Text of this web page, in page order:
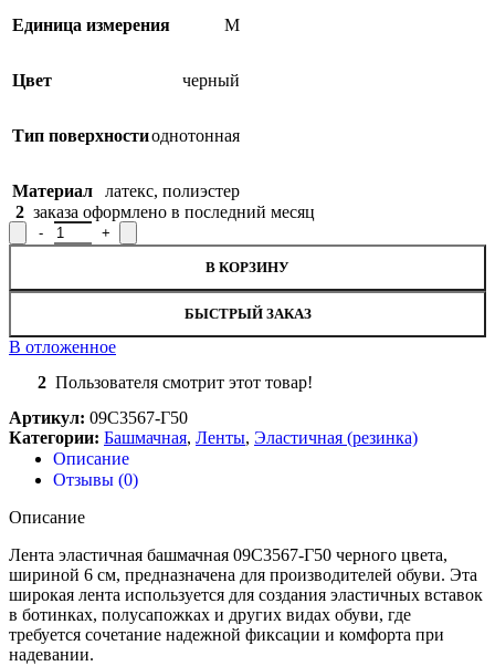
Единица измерения М
Цвет черный
Тип поверхностиоднотонная
Материал латекс, полиэстер
2 заказа оформлено в последний месяц
Количество товара Лента эластичная башмачная 09С3567-Г50,
В КОРЗИНУ
БЫСТРЫЙ ЗАКАЗ
В отложенное
2 Пользователя смотрит этот товар!
Артикул: 09С3567-Г50
Категории: Башмачная, Ленты, Эластичная (резинка)
Описание
Отзывы (0)
Описание
Лента эластичная башмачная 09С3567-Г50 черного цвета,
шириной 6 см, предназначена для производителей обуви. Эта
широкая лента используется для создания эластичных вставок
в ботинках, полусапожках и других видах обуви, где
требуется сочетание надежной фиксации и комфорта при
надевании.